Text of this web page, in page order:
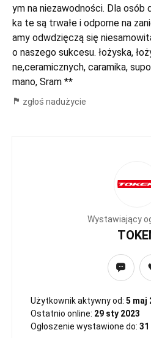
ym na niezawodności. Dla osób
ka te są trwałe i odporne na
amy odwdzięczą się
o naszego sukcesu. łożyska,
ne,ceramicznych, caramika,
mano, Sram **
zgłoś nadużycie
Wystawiający
Użytkownik aktywny od: 5 maj
Ostatnio online: 29 sty 2023
Ogłoszenie wystawione do: 31